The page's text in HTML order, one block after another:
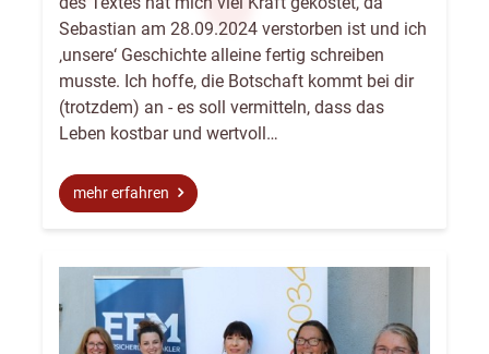
Sebastian am 28.09.2024 verstorben ist und ich
‚unsere‘ Geschichte alleine fertig schreiben
musste. Ich hoffe, die Botschaft kommt bei dir
(trotzdem) an - es soll vermitteln, dass das
Leben kostbar und wertvoll…
mehr erfahren